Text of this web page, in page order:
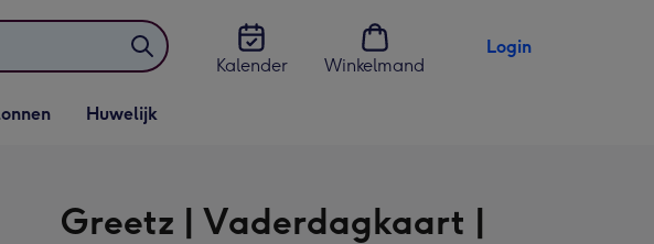
Kalender
Winkelmand
Login
openen
Vervolgkeuzelijst
Huwelijk openen
Huwelijk
Greetz | Vaderdagkaart |